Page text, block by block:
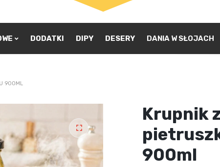
ZALOGUJ SIĘ
Nie pamiętasz hasła?
DODATKI DIPY DESERY DANIA W SŁOJACH
900ML
🔍
Krupnik
900ml